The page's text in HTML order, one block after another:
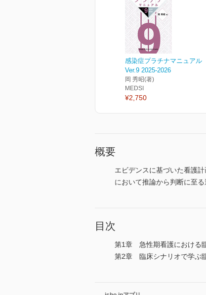
感染症プラチナマニュアル
Ver.9 2025-2026
岡 秀昭(著)
MEDSI
¥2,750
概要
エビデンスに基づいた看護
において推論から判断に至
目次
第1章 急性期看護における
第2章 臨床シナリオで学ぶ